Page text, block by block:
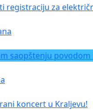
registraciju za
saopštenju
koncert u Kraljevu!